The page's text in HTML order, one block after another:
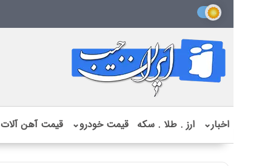
اخبار⌄ ارز . طلا . سکه قیمت خودرو⌄ قیمت آهن آلات